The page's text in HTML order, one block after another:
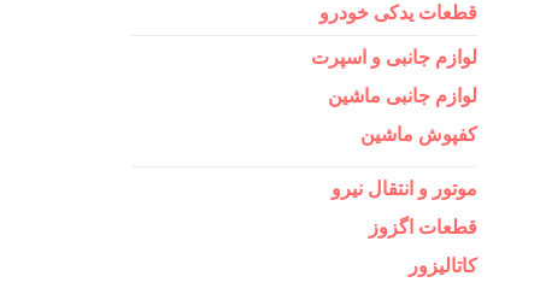
قطعات یدکی خودرو
لوازم جانبی و اسپرت
لوازم جانبی ماشین
کفپوش ماشین
موتور و انتقال نیرو
قطعات اگزوز
کاتالیزور